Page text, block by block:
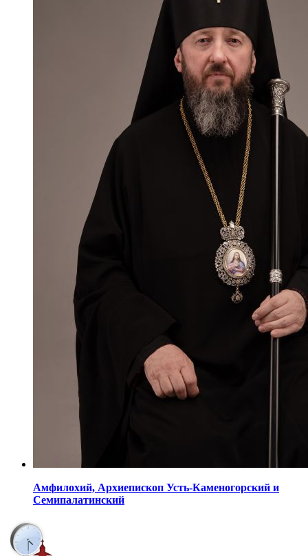
Амфилохий, Архиепископ Усть-Каменогорский и
Семипалатинский